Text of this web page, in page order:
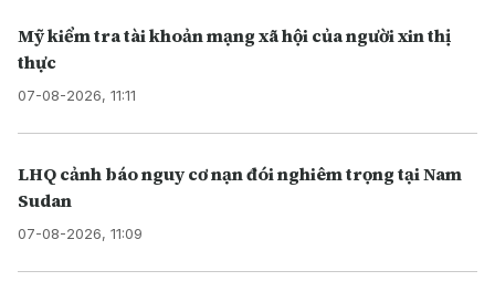
Mỹ kiểm tra tài khoản mạng xã hội của người xin thị
thực
07-08-2026, 11:11
LHQ cảnh báo nguy cơ nạn đói nghiêm trọng tại Nam
Sudan
07-08-2026, 11:09